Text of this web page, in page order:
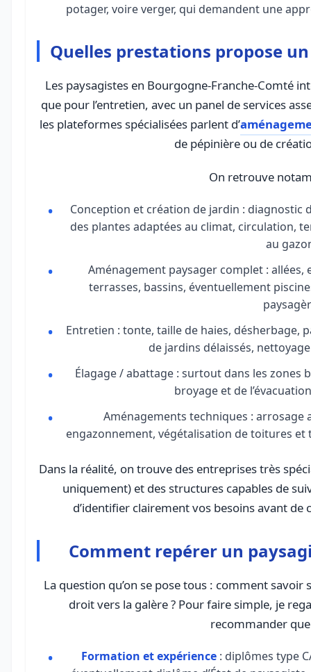
potager, voire verger, qui demandent une
Quelles prestations propose
Les paysagistes en Bourgogne-Franche-Comté
que pour l’entretien, avec un panel de services
les plateformes spécialisées parlent d’
de pépinière ou de
On retrouve
Conception et création de jardin : diagnostic
des plantes adaptées au climat, circulation,
au
Aménagement paysager complet :
terrasses, bassins, éventuellement
Entretien : tonte, taille de haies, désherbage,
de jardins délaissés,
Élagage / abattage : surtout dans les zones
broyage et de
Aménagements techniques : arrosage
engazonnement, végétalisation de toitures
Dans la réalité, on trouve des entreprises très
uniquement) et des structures capables de
d’identifier clairement vos besoins avant
Comment repérer un
La question qu’on se pose tous : comment savoir
droit vers la galère ? Pour faire simple, je
recommander
Formation et expérience: diplômes type